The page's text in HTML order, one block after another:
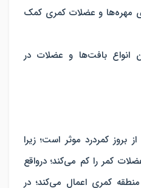
مهره‌ها و عضلات کمری کمک
انواع بافت‌ها و عضلات در
کمردرد موثر است؛ زیرا
کمر را کم می‌کند؛ درواقع
کمری اعمال می‌کند؛ در